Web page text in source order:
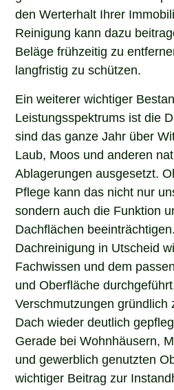
den Werterhalt Ihrer
Reinigung kann dazu
Beläge frühzeitig zu
langfristig zu schützen.
Ein weiterer wichtiger
Leistungsspektrums ist die
sind das ganze Jahr über
Laub, Moos und anderen
Ablagerungen ausgesetzt.
Pflege kann das nicht nur
sondern auch die Funktion
Dachflächen
Dachreinigung in Utscheid
Fachwissen und dem
und Oberfläche
Verschmutzungen gründlich
Dach wieder deutlich
Gerade bei Wohnhäusern,
und gewerblich genutzten
wichtiger Beitrag zur